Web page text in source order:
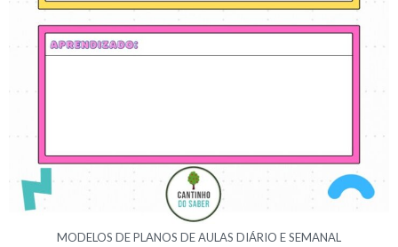
MODELOS DE PLANOS DE AULAS DIÁRIO E SEMANAL